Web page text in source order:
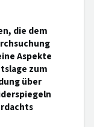
die dem
Aspekte
zum
über